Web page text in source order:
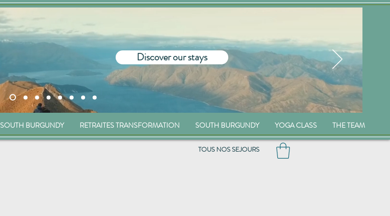
Discover our stays
SOUTH BURGUNDY RETRAITES TRANSFORMATION SOUTH BURGUNDY YOGA CLASS THE TEAM
TOUS NOS SEJOURS